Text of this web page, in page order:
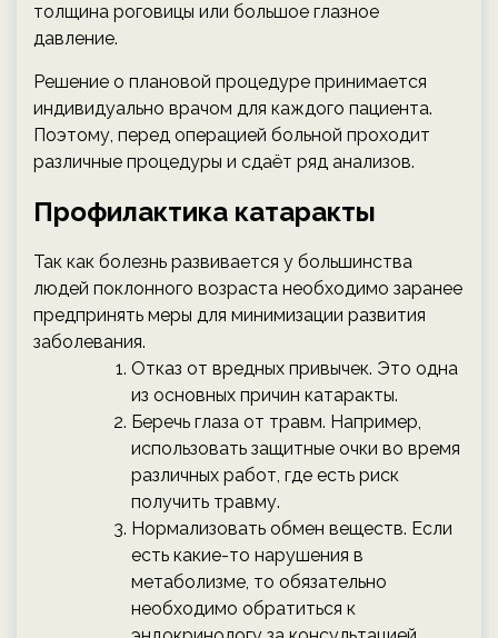
толщина роговицы или большое глазное
давление.
Решение о плановой процедуре принимается
индивидуально врачом для каждого пациента.
Поэтому, перед операцией больной проходит
различные процедуры и сдаёт ряд анализов.
Профилактика катаракты
Так как болезнь развивается у большинства
людей поклонного возраста необходимо заранее
предпринять меры для минимизации развития
заболевания.
Отказ от вредных привычек. Это одна
из основных причин катаракты.
Беречь глаза от травм. Например,
использовать защитные очки во время
различных работ, где есть риск
получить травму.
Нормализовать обмен веществ. Если
есть какие-то нарушения в
метаболизме, то обязательно
необходимо обратиться к